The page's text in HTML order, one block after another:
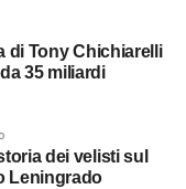
35 miliardi
Leningrado